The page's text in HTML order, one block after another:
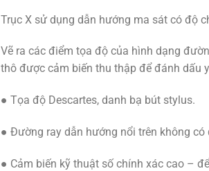
Trục X sử dụng dẫn hướng ma sát có độ
Vẽ ra các điểm tọa độ của hình dạng
thô được cảm biến thu thập để đánh dấu
● Tọa độ Descartes, danh bạ bút stylus.
● Đường ray dẫn hướng nổi trên không
● Cảm biến kỹ thuật số chính xác cao –